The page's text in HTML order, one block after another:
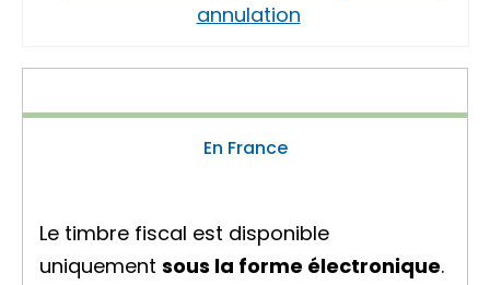
annulation
En France
Le timbre fiscal est disponible
uniquement sous la forme électronique.